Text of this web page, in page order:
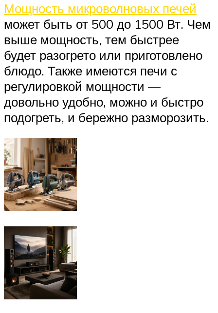
Мощность микроволновых печей
может быть от 500 до 1500 Вт. Чем
выше мощность, тем быстрее
будет разогрето или приготовлено
блюдо. Также имеются печи с
регулировкой мощности —
довольно удобно, можно и быстро
подогреть, и бережно разморозить.